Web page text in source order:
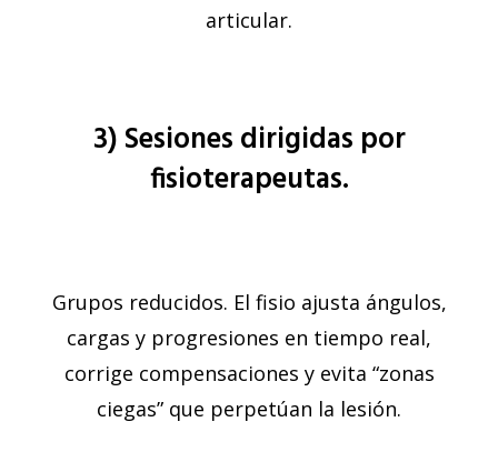
articular.
3) Sesiones dirigidas por
fisioterapeutas.
Grupos reducidos. El fisio ajusta ángulos,
cargas y progresiones en tiempo real,
corrige compensaciones y evita “zonas
ciegas” que perpetúan la lesión.